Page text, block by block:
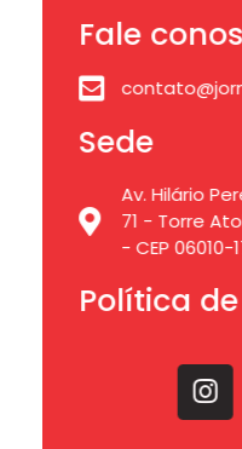
Fale
Sede
Av. Hilário
71 - Torre
- CEP 06010-
Política